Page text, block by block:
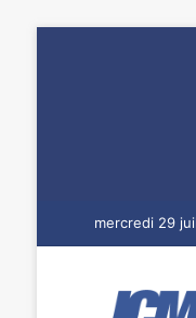
mercredi 29